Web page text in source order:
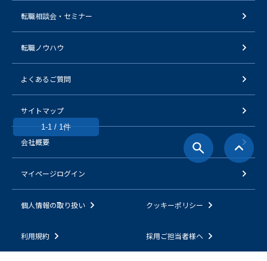
1-1 / 1件
転職相談会・セミナー
転職ノウハウ
よくあるご質問
サイトマップ
会社概要
マイページログイン
個人情報の取り扱い クッキーポリシー
利用規約 採用ご担当者様へ